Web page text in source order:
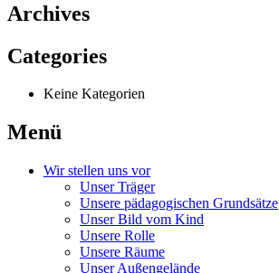
Archives
Categories
Keine Kategorien
Menü
Wir stellen uns vor
Unser Träger
Unsere pädagogischen Grundsätze
Unser Bild vom Kind
Unsere Rolle
Unsere Räume
Unser Außengelände